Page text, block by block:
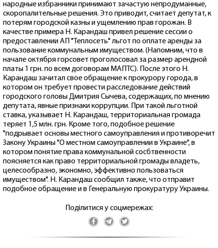
народные избранники принимают зачастую непродуманные,
скоропалительные решения. Это приводит, считает депутат, к
потерям городской казны и ущемлению прав горожан. В
качестве примера Н. Карандаш привел решение сессии о
предоставлении АП "Теплосеть" льгот по оплате аренды за
пользование коммунальным имуществом. (Напомним, что в
начале октября горсовет проголосовал за размер арендной
платы 1 грн. по всем договорам МАПТС). После этого Н.
Карандаш зачитал свое обращение к прокурору города, в
котором он требует провести расследование действий
городского головы Дмитрия Сычева, содержащих, по мнению
депутата, явные признаки коррупции. При такой льготной
ставка, указывает Н. Карандаш, территориальная громада
теряет 1,5 млн. грн. Кроме того, подобное решение
"подрывает основы местного самоуправления и противоречит
Закону Украины "О местном самоуправлении в Украине", в
котором понятие права коммунальной сосбтвенности
поясняется как право территориальной громады владеть,
целесообразно, экономно, эффективно пользоваться
имуществом". Н. Карандаш сообщил также, что отправит
подобное обращение и в Генеральную прокуратуру Украины.
Поділитися у соцмережах: